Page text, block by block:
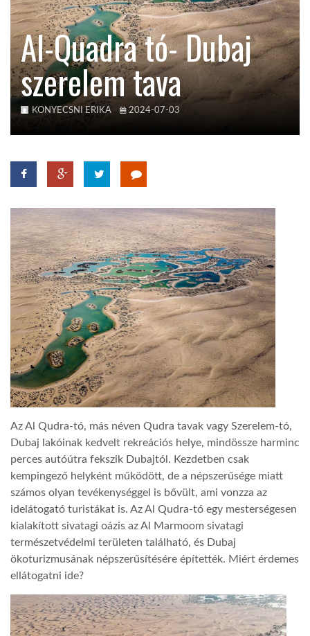
GLOBOTV
AFRIKA TUDÁSTÁR
A NAP SZÉPE
DOBRAVERO.HU
LATIMO.HU
GLOBOBOOK
Al-Quadra tó- Dubaj
szerelem tava
KONYECSNI ERIKA 2024-07-03
Az Al Qudra-tó, más néven Qudra tavak vagy Szerelem-tó,
Dubaj lakóinak kedvelt rekreációs helye, mindössze harminc
perces autóútra fekszik Dubajtól. Kezdetben csak
kempingező helyként működött, de a népszerűsége miatt
számos olyan tevékenységgel is bővült, ami vonzza az
idelátogató turistákat is. Az Al Qudra-tó egy mesterségesen
kialakított sivatagi oázis az Al Marmoom sivatagi
természetvédelmi területen található, és Dubaj
ökoturizmusának népszerűsítésére építették. Miért érdemes
ellátogatni ide?